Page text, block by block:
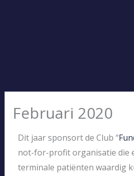
Februari 2020
Dit jaar sponsort de Club “
not-for-profit organisatie die
terminale patiënten waardig